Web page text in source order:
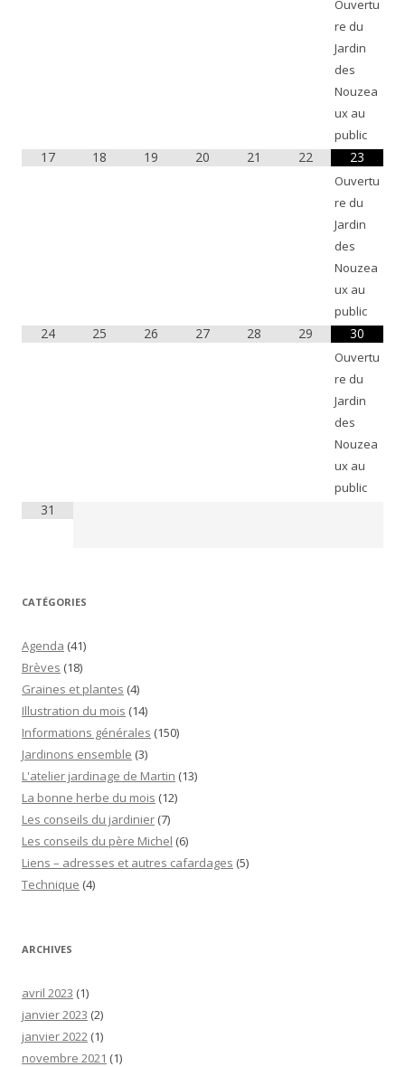
Ouvertu
re du
Jardin
des
Nouzea
ux au
public
17 18 19 20 21 22 23
Ouvertu
re du
Jardin
des
Nouzea
ux au
public
24 25 26 27 28 29 30
Ouvertu
re du
Jardin
des
Nouzea
ux au
public
31
CATÉGORIES
Agenda (41)
Brèves (18)
Graines et plantes (4)
Illustration du mois (14)
Informations générales (150)
Jardinons ensemble (3)
L'atelier jardinage de Martin (13)
La bonne herbe du mois (12)
Les conseils du jardinier (7)
Les conseils du père Michel (6)
Liens – adresses et autres cafardages (5)
Technique (4)
ARCHIVES
avril 2023 (1)
janvier 2023 (2)
janvier 2022 (1)
novembre 2021 (1)